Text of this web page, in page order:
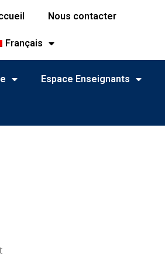
Nous contacter
Français
Espace Enseignants